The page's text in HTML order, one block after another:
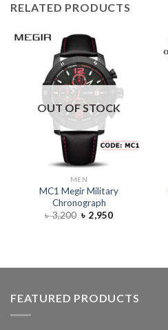
RELATED PRODUCTS
OUT OF STOCK
MEN
MC1 Megir Military
Chronograph
৳3,200 ৳ 2,950
FEATURED PRODUCTS